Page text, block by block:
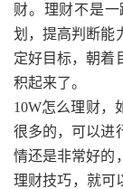
财。理财不是
划，提高判断能
定好目标，朝着
积起来了。
10W怎么理财，
很多的，可以进
情还是非常好的
理财技巧，就可